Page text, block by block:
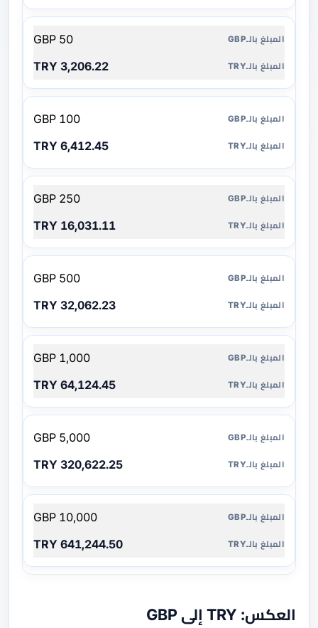
50 GBP
3,206.22 TRY
100 GBP
6,412.45 TRY
250 GBP
16,031.11 TRY
500 GBP
32,062.23 TRY
1,000 GBP
64,124.45 TRY
5,000 GBP
320,622.25 TRY
10,000 GBP
641,244.50 TRY
العكس: TRY إلى GBP